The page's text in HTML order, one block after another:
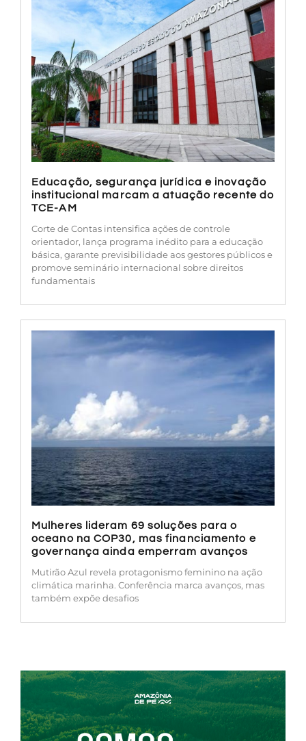
Educação, segurança jurídica e inovação
institucional marcam a atuação recente do
TCE-AM
Corte de Contas intensifica ações de controle
orientador, lança programa inédito para a educação
básica, garante previsibilidade aos gestores públicos e
promove seminário internacional sobre direitos
fundamentais
Mulheres lideram 69 soluções para o
oceano na COP30, mas financiamento e
governança ainda emperram avanços
Mutirão Azul revela protagonismo feminino na ação
climática marinha. Conferência marca avanços, mas
também expõe desafios